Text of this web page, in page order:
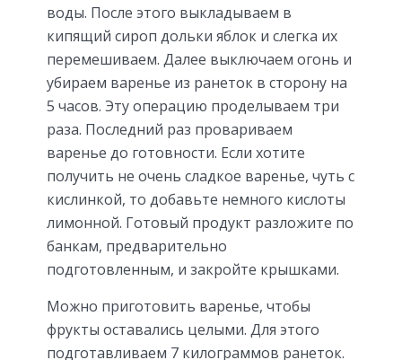
воды. После этого выкладываем в
кипящий сироп дольки яблок и слегка их
перемешиваем. Далее выключаем огонь и
убираем варенье из ранеток в сторону на
5 часов. Эту операцию проделываем три
раза. Последний раз провариваем
варенье до готовности. Если хотите
получить не очень сладкое варенье, чуть с
кислинкой, то добавьте немного кислоты
лимонной. Готовый продукт разложите по
банкам, предварительно
подготовленным, и закройте крышками.
Можно приготовить варенье, чтобы
фрукты оставались целыми. Для этого
подготавливаем 7 килограммов ранеток.